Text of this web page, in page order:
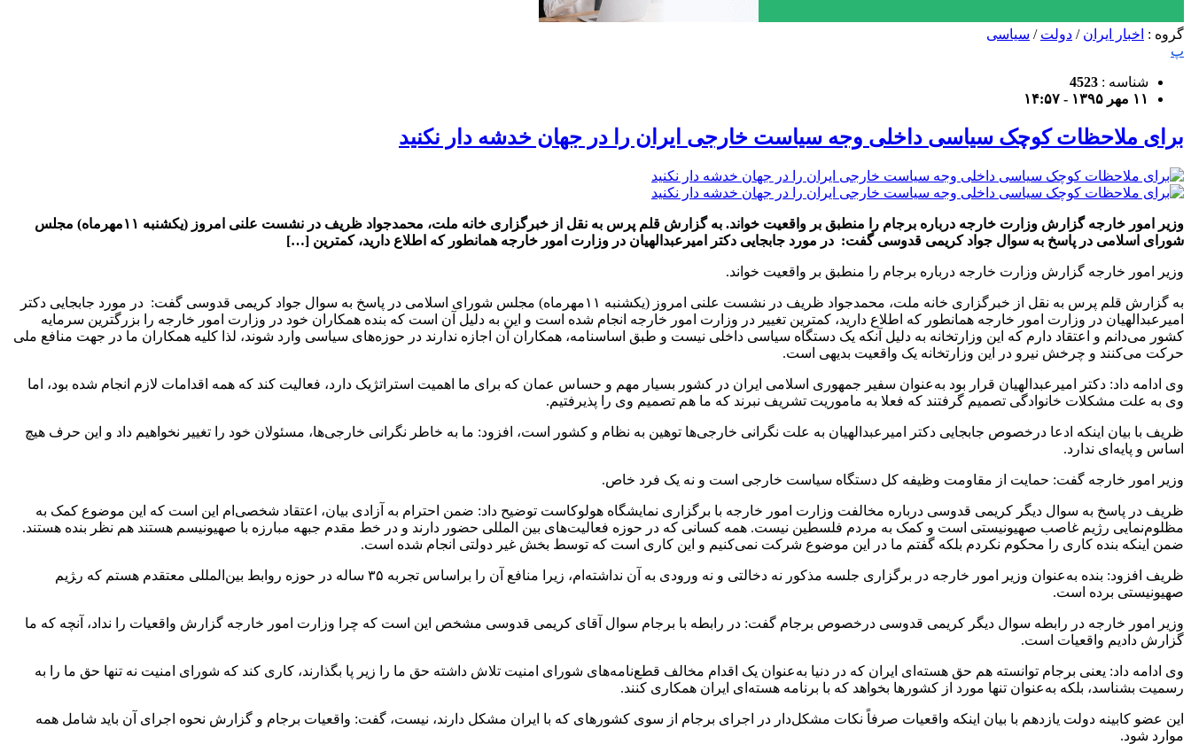
گروه : اخبار ایران / دولت / سیاسی
پ
شناسه : 4523
۱۱ مهر ۱۳۹۵ - ۱۴:۵۷
برای ملاحظات کوچک سیاسی داخلی وجه سیاست خارجی ایران را در جهان خدشه دار نکنید
وزیر امور خارجه گزارش وزارت خارجه درباره برجام را منطبق بر واقعیت خواند. به گزارش قلم پرس به نقل از خبرگزاری خانه ملت، محمدجواد ظریف در نشست علنی امروز (یکشنبه ۱۱مهرماه) مجلس
شورای اسلامی در پاسخ به سوال جواد کریمی قدوسی گفت: در مورد جابجایی دکتر امیرعبدالهیان در وزارت امور خارجه همانطور که اطلاع دارید، کمترین […]
وزیر امور خارجه گزارش وزارت خارجه درباره برجام را منطبق بر واقعیت خواند.
به گزارش قلم پرس به نقل از خبرگزاری خانه ملت، محمدجواد ظریف در نشست علنی امروز (یکشنبه ۱۱مهرماه) مجلس شورای اسلامی در پاسخ به سوال جواد کریمی قدوسی گفت: در مورد جابجایی دکتر
امیرعبدالهیان در وزارت امور خارجه همانطور که اطلاع دارید، کمترین تغییر در وزارت امور خارجه انجام شده است و این به دلیل آن است که بنده همکاران خود در وزارت امور خارجه را بزرگترین سرمایه
کشور می‌دانم و اعتقاد دارم که این وزارتخانه به دلیل آنکه یک دستگاه سیاسی داخلی نیست و طبق اساسنامه، همکاران آن اجازه ندارند در حوزه‌های سیاسی وارد شوند، لذا کلیه همکاران ما در جهت منافع ملی
حرکت می‌کنند و چرخش نیرو در این وزارتخانه یک واقعیت بدیهی است.
وی ادامه داد: دکتر امیرعبدالهیان قرار بود به‌عنوان سفیر جمهوری اسلامی ایران در کشور بسیار مهم و حساس عمان که برای ما اهمیت استراتژیک دارد، فعالیت کند که همه اقدامات لازم انجام شده بود، اما
وی به علت مشکلات خانوادگی تصمیم گرفتند که فعلا به ماموریت تشریف نبرند که ما هم تصمیم وی را پذیرفتیم.
ظریف با بیان اینکه ادعا درخصوص جابجایی دکتر امیرعبدالهیان به علت نگرانی خارجی‌ها توهین به نظام و کشور است، افزود: ما به خاطر نگرانی‌ خارجی‌ها، مسئولان خود را تغییر نخواهیم داد و این حرف هیچ
اساس و پایه‌ای ندارد.
وزیر امور خارجه گفت: حمایت از مقاومت وظیفه کل دستگاه سیاست خارجی است و نه یک فرد خاص.
ظریف در پاسخ به سوال دیگر کریمی قدوسی درباره مخالفت وزارت امور خارجه با برگزاری نمایشگاه هولوکاست توضیح داد: ضمن احترام به آزادی بیان، اعتقاد شخصی‌ام این است که این موضوع کمک به
مظلوم‌نمایی رژیم غاصب صهیونیستی است و کمک به مردم فلسطین نیست. همه کسانی که در حوزه فعالیت‌های بین المللی حضور دارند و در خط مقدم جبهه مبارزه با صهیونیسم هستند هم نظر بنده هستند.
ضمن اینکه بنده کاری را محکوم نکردم بلکه گفتم ما در این موضوع شرکت نمی‌کنیم و این کاری است که توسط بخش غیر دولتی انجام شده است.
ظریف افزود: بنده به‌عنوان وزیر امور خارجه در برگزاری جلسه مذکور نه دخالتی و نه ورودی به آن نداشته‌ام، زیرا منافع آن را براساس تجربه ۳۵ ساله در حوزه روابط بین‌المللی معتقدم هستم که ر‍ژیم
صهیونیستی برده است.
وزیر امور خارجه در رابطه سوال دیگر کریمی قدوسی درخصوص برجام گفت: در رابطه با برجام سوال آقای کریمی قدوسی مشخص این است که چرا وزارت امور خارجه گزارش واقعیات را نداد، آنچه که ما
گزارش دادیم واقعیات است.
وی ادامه داد: یعنی برجام توانسته هم حق هسته‌ای ایران که در دنیا به‌عنوان یک اقدام مخالف قطع‌نامه‌های شورای امنیت تلاش داشته حق ما را زیر پا بگذارند، کاری کند که شورای امنیت نه تنها حق ما را به
رسمیت بشناسد، بلکه به‌عنوان تنها مورد از کشورها بخواهد که با برنامه‌ هسته‌ای ایران همکاری کنند.
این عضو کابینه دولت یازدهم با بیان اینکه واقعیات صرفاً نکات مشکل‌دار در اجرای برجام از سوی کشورهای که با ایران مشکل دارند، نیست، گفت: واقعیات برجام و گزارش نحوه اجرای آن باید شامل همه
موارد شود.